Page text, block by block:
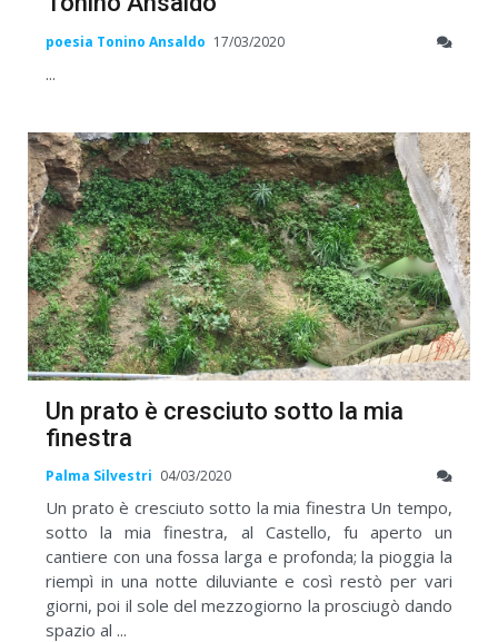
poesia Tonino Ansaldo 17/03/2020
...
Un prato è cresciuto sotto la mia
finestra
Palma Silvestri 04/03/2020
Un prato è cresciuto sotto la mia finestra Un tempo,
sotto la mia finestra, al Castello, fu aperto un
cantiere con una fossa larga e profonda; la pioggia la
riempì in una notte diluviante e così restò per vari
giorni, poi il sole del mezzogiorno la prosciugò dando
spazio al ...